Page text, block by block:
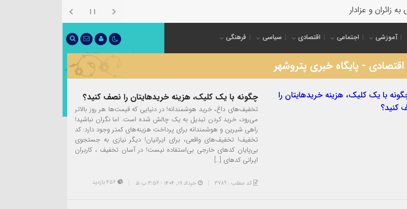
و عزاداران بازدید ک
آموزشی اجتماعی اقتصادی سیاسی فرهنگی
اقتصادی - پایگاه خبری پتروشهر
چگونه با یک کلیک، هزینه خریدهایتان را نصف کنید؟
تخفیف‌های داغ، خرید هوشمندانه! در دنیایی که قیمت‌ها هر روز بالاتر
می‌رود، خرید کردن تبدیل به یک چالش شده است. اما نگران نباشید!
راهی شیرین و هوشمندانه برای پرداخت هزینه‌های کمتر وجود دارد: کد
تخفیف! تخفیف‌های واقعی، برای ایرانیان! دیگر نیازی به جستجوی
بی‌پایان کدهای خارجی بی‌استفاده نیست! در آسان تخفیف ، کاربران
ایرانی کدهای […]
کد مطلب : 3789 خرداد ۱۹, ۱۴۰۴ - 3:56 ب.ظ